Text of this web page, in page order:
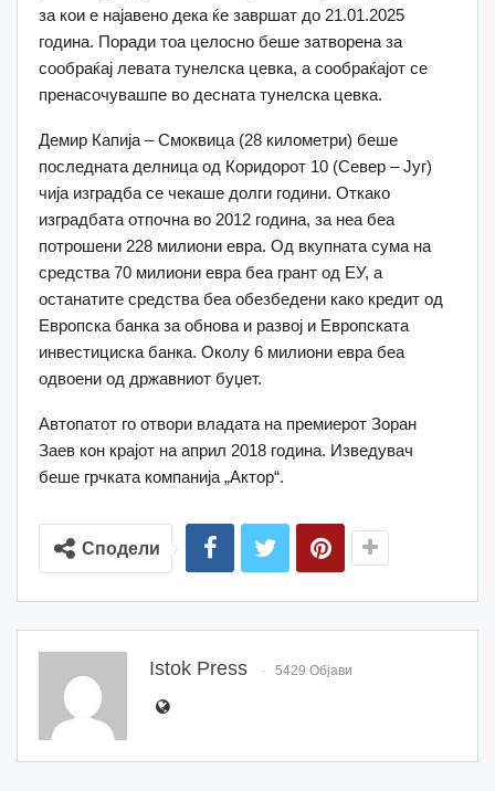
за кои е најавено дека ќе завршат до 21.01.2025
година. Поради тоа целосно беше затворена за
сообраќај левата тунелска цевка, а сообраќајот се
пренасочувашпе во десната тунелска цевка.
Демир Капија – Смоквица (28 километри) беше
последната делница од Коридорот 10 (Север – Југ)
чија изградба се чекаше долги години. Откако
изградбата отпочна во 2012 година, за неа беа
потрошени 228 милиони евра. Од вкупната сума на
средства 70 милиони евра беа грант од ЕУ, а
останатите средства беа обезбедени како кредит од
Европска банка за обнова и развој и Европската
инвестициска банка. Околу 6 милиони евра беа
одвоени од државниот буџет.
Автопатот го отвори владата на премиерот Зоран
Заев кон крајот на април 2018 година. Изведувач
беше грчката компанија „Актор“.
Сподели
Istok Press 5429 Објави